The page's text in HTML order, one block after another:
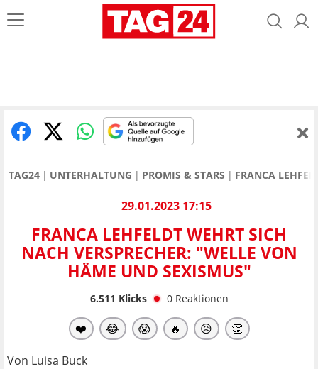
TAG24 UNTERHALTUNG PROMIS & STARS FRANCA
29.01.2023 17:15
FRANCA LEHFELDT WEHRT SICH
NACH VERSPRECHER: "WELLE VON
HÄME UND SEXISMUS"
6.511 Klicks 0 Reaktionen
❤️ 😂 😱 🔥 😥 👏
Von Luisa Buck